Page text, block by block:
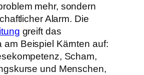
mehr, sondern
Alarm. Die
greift das
am Beispiel Kärnten auf:
Scham,
und Menschen,